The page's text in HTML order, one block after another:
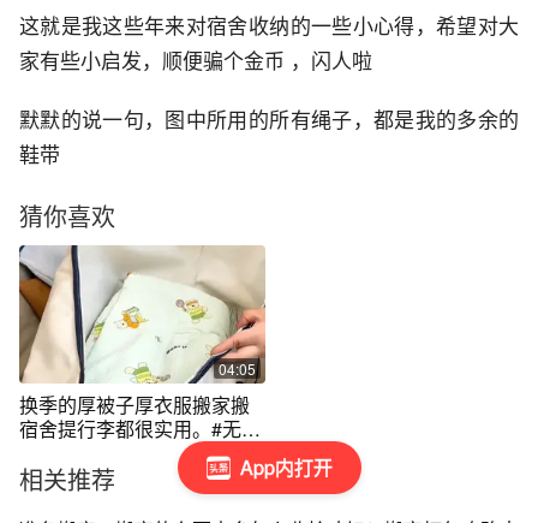
App内打开
这就是我这些年来对宿舍收纳的一些小心得，希望对大
家有些小启发，顺便骗个金币 ，闪人啦
默默的说一句，图中所用的所有绳子，都是我的多余的
鞋带
猜你喜欢
04:05
换季的厚被子厚衣服搬家搬
宿舍提行李都很实用。#无限
收纳袋 #超大容量 #收纳
相关推荐